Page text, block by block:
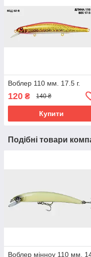
Воблер 110 мм. 17.5 г.
120 ₴ 140 ₴
Купити
Подібні товари
Воблер мінноу 110 мм,